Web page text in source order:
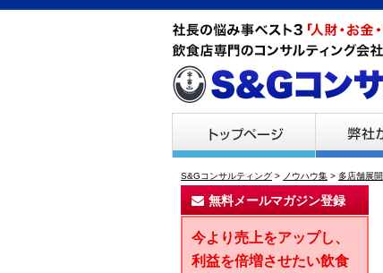
S&Gコンサルティング > ノウハウ集 > 多店舗展開
無料メールマガジン登録
今より売上をアップし、
利益を倍増させたい飲食